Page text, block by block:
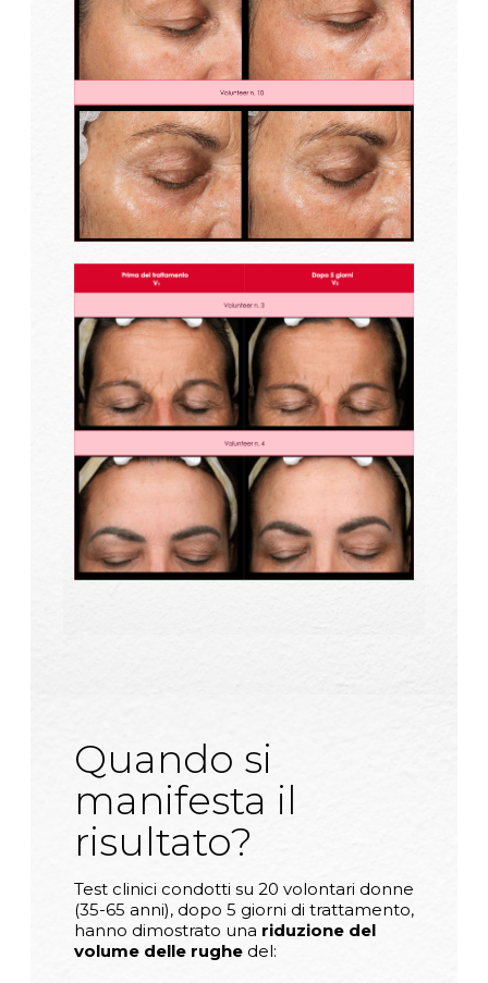
Quando si
manifesta il
risultato?
Test clinici condotti su 20 volontari donne
(35-65 anni), dopo 5 giorni di trattamento,
hanno dimostrato una riduzione del
volume delle rughe del: